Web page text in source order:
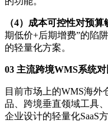
（4） 成本可控性对预算
期低价+后期增费”的陷
的轻量化方案。
03 主流跨境WMS系统
目前市场上的WMS海外
品、跨境垂直领域工具
企业设计的轻量化SaaS方